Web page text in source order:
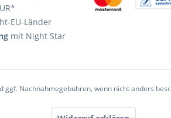
EU-Länder
mit Night Star
ggf. Nachnahmegebühren, wenn nicht anders